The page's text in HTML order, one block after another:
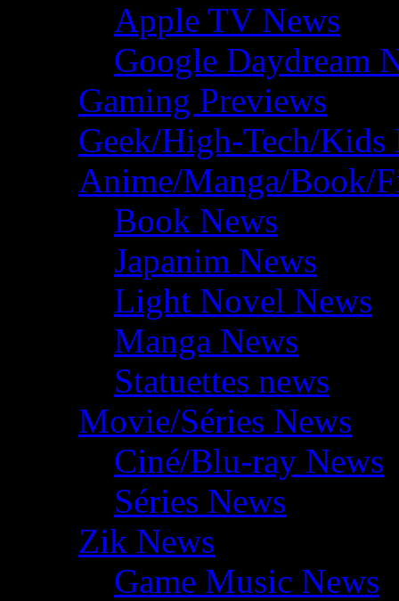
Apple TV News
Google Daydream
Gaming Previews
Geek/High-Tech/Kids
Anime/Manga/Book/
Book News
Japanim News
Light Novel News
Manga News
Statuettes news
Movie/Séries News
Ciné/Blu-ray News
Séries News
Zik News
Game Music News